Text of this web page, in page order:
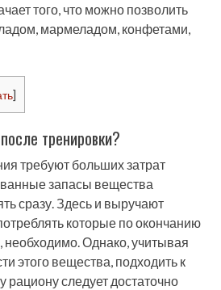
того, что можно позволить
мармеладом, конфетами,
]
тренировки?
требуют больших затрат
запасы вещества
сразу. Здесь и выручают
которые по окончанию
необходимо. Однако, учитывая
этого вещества, подходить к
рациону следует достаточно